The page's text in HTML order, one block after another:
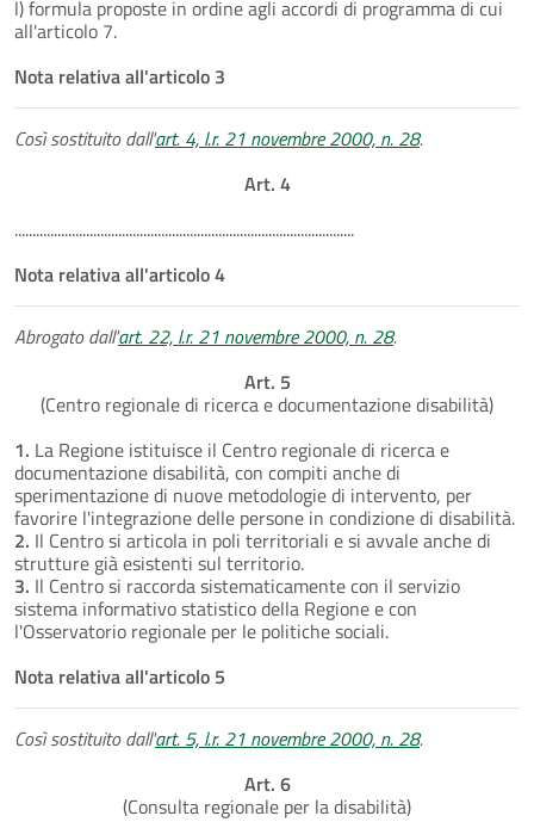
l) formula proposte in ordine agli accordi di programma di cui
all'articolo 7.
Nota relativa all'articolo 3
Così sostituito dall'art. 4, l.r. 21 novembre 2000, n. 28.
Art. 4
...............................................................................................
Nota relativa all'articolo 4
Abrogato dall'art. 22, l.r. 21 novembre 2000, n. 28.
Art. 5
(Centro regionale di ricerca e documentazione disabilità)
1. La Regione istituisce il Centro regionale di ricerca e
documentazione disabilità, con compiti anche di
sperimentazione di nuove metodologie di intervento, per
favorire l'integrazione delle persone in condizione di disabilità.
2. Il Centro si articola in poli territoriali e si avvale anche di
strutture già esistenti sul territorio.
3. Il Centro si raccorda sistematicamente con il servizio
sistema informativo statistico della Regione e con
l'Osservatorio regionale per le politiche sociali.
Nota relativa all'articolo 5
Così sostituito dall'art. 5, l.r. 21 novembre 2000, n. 28.
Art. 6
(Consulta regionale per la disabilità)